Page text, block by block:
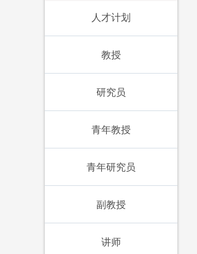
人才计划
教授
研究员
青年教授
青年研究员
副教授
讲师